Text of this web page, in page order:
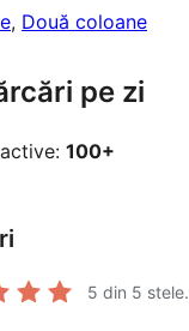
, Două coloane
pe zi
100+
5 din 5 stele.